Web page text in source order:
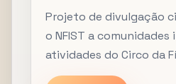
Projeto de divulgação
o NFIST a comunidades
atividades do Circo da